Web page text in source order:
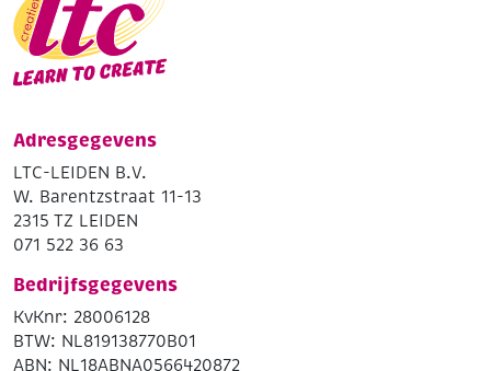
Adresgegevens
LTC-LEIDEN B.V.
W. Barentzstraat 11-13
2315 TZ LEIDEN
071 522 36 63
Bedrijfsgegevens
KvKnr: 28006128
BTW: NL819138770B01
ABN: NL18ABNA0566420872